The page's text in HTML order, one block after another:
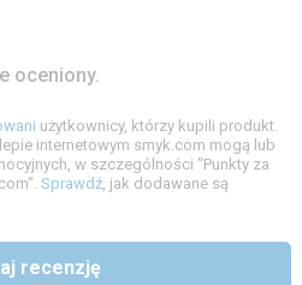
oceniony.
użytkownicy, którzy kupili produkt.
internetowym smyk.com mogą lub
w szczególności "Punkty za
Sprawdź, jak dodawane są
recenzję